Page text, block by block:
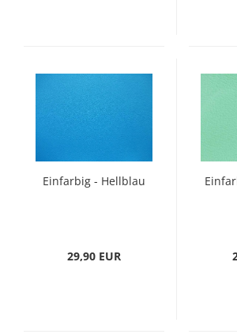
Einfarbig - Hellblau
29,90 EUR